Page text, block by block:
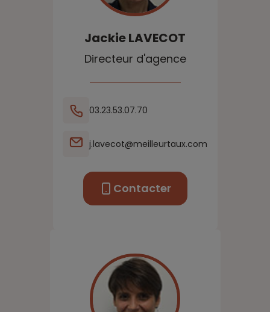
JackieLAVECOT
Directeur d'agence
03.23.53.07.70
j.lavecot@meilleurtaux.com
Contacter